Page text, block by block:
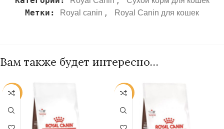
Метки: Royal canin , Royal Canin для кошек
Вам также будет интересно…
-25% -25%